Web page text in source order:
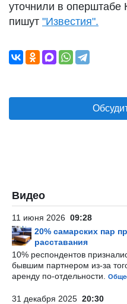
уточнили в оперштабе
пишут "Известия".
Видео
11 июня 2026 09:28
20% самарских пар
расставания
10% респондентов
бывшим партнером из-за
аренду по-отдельности.
31 декабря 2025 20:30